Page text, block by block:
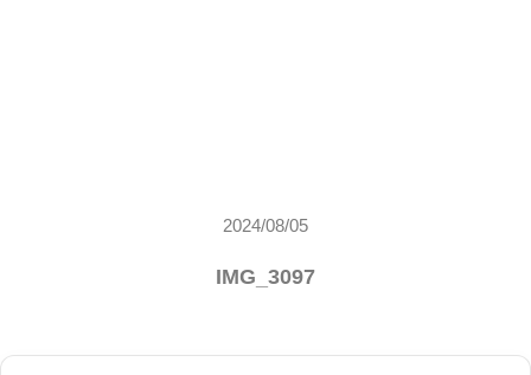
2024/08/05
IMG_3097